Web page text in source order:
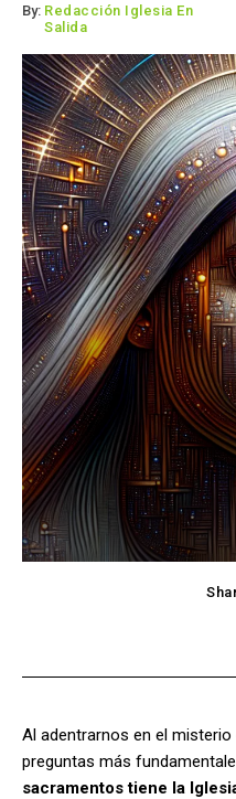
By: Redacción Iglesia En
Salida
Al adentrarnos en el
preguntas más
sacramentos tiene la